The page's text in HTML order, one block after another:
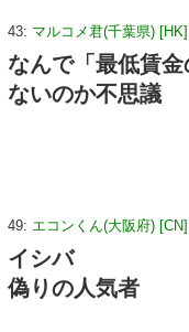
43: マルコメ君(千葉県) [HK]
なんで「最低賃
ないのか不思議
49: エコンくん(大阪府) [CN]
イシバ
偽りの人気者